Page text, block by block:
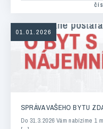
01.01.2026
SPRÁVA VAŠEHO BYTU
Do 31.3.2026 Vám nabízíme 1